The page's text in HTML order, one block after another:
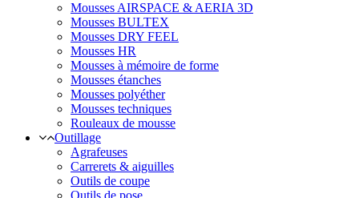
Mousses AIRSPACE & AERIA 3D
Mousses BULTEX
Mousses DRY FEEL
Mousses HR
Mousses à mémoire de forme
Mousses étanches
Mousses polyéther
Mousses techniques
Rouleaux de mousse
Outillage
Agrafeuses
Carrerets & aiguilles
Outils de coupe
Outils de pose